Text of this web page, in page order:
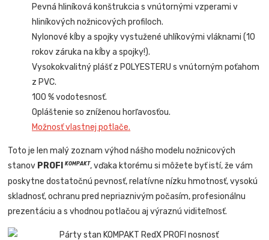
Pevná hliníková konštrukcia s vnútornými vzperami v
hliníkových nožnicových profiloch.
Nylonové kĺby a spojky vystužené uhlíkovými vláknami (10
rokov záruka na kĺby a spojky!).
Vysokokvalitný plášť z POLYESTERU s vnútorným poťahom
z PVC.
100 % vodotesnosť.
Opláštenie so zníženou horľavosťou.
Možnosť vlastnej potlače.
Toto je len malý zoznam výhod nášho modelu nožnicových
stanov PROFIKOMPAKT, vďaka ktorému si môžete byť istí, že vám
poskytne dostatočnú pevnosť, relatívne nízku hmotnosť, vysokú
skladnosť, ochranu pred nepriaznivým počasím, profesionálnu
prezentáciu a s vhodnou potlačou aj výraznú viditeľnosť.